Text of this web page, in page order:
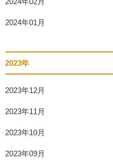
2024年01月
2023年
2023年12月
2023年11月
2023年10月
2023年09月